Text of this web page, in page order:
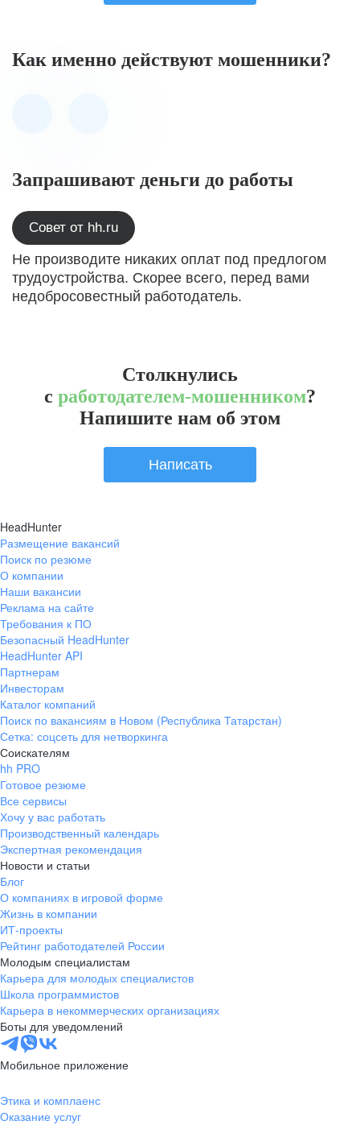
Как именно действуют мошенники?
Запрашивают деньги до работы
Совет от hh.ru
Не производите никаких оплат под предлогом
трудоустройства. Скорее всего, перед вами
недобросовестный работодатель.
Столкнулись
с работодателем-мошенником?
Напишите нам об этом
Написать
HeadHunter
Размещение вакансий
Поиск по резюме
О компании
Наши вакансии
Реклама на сайте
Требования к ПО
Безопасный HeadHunter
HeadHunter API
Партнерам
Инвесторам
Каталог компаний
Поиск по вакансиям в Новом (Республика Татарстан)
Сетка: соцсеть для нетворкинга
Соискателям
hh PRO
Готовое резюме
Все сервисы
Хочу у вас работать
Производственный календарь
Экспертная рекомендация
Новости и статьи
Блог
О компаниях в игровой форме
Жизнь в компании
ИТ-проекты
Рейтинг работодателей России
Молодым специалистам
Карьера для молодых специалистов
Школа программистов
Карьера в некоммерческих организациях
Боты для уведомлений
Мобильное приложение
Этика и комплаенс
Оказание услуг